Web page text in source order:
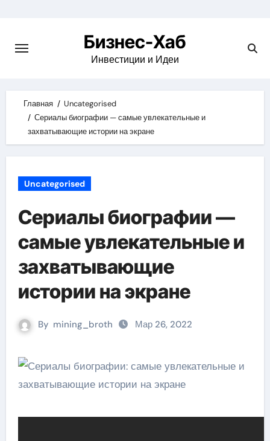
content
Бизнес-Хаб
Инвестиции и Идеи
Главная
Uncategorised
Сериалы биографии — самые увлекательные и
захватывающие истории на экране
Uncategorised
Сериалы биографии —
самые увлекательные и
захватывающие
истории на экране
By mining_broth Мар 26, 2022